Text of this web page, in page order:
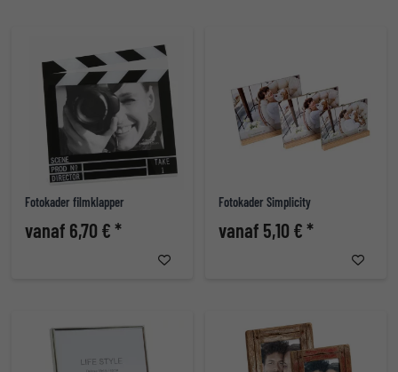
Fotokader filmklapper
vanaf 6,70 € *
Fotokader Simplicity
vanaf 5,10 € *